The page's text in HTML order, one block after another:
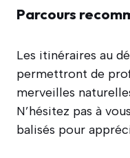
Parcours
Les itinéraires au
permettront de
merveilles
N’hésitez pas à
balisés pour